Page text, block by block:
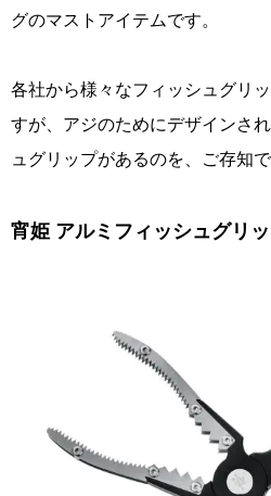
グのマストアイテムです。
各社から様々なフィッシュグリ
すが、アジのためにデザインさ
ュグリップがあるのを、ご存知
宵姫 アルミフィッシュグリ